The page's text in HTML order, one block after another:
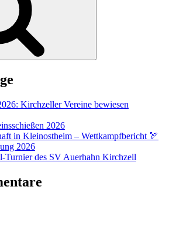
Kirchzeller Vereine bewiesen
2026
in Kleinostheim – Wettkampfbericht 🏹
2026
Turnier des SV Auerhahn Kirchzell